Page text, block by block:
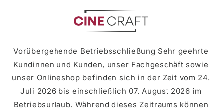
Vorübergehende Betriebsschließung Sehr geehrte
Kundinnen und Kunden, unser Fachgeschäft sowie
unser Onlineshop befinden sich in der Zeit vom 24.
Juli 2026 bis einschließlich 07. August 2026 im
Betriebsurlaub. Während dieses Zeitraums können